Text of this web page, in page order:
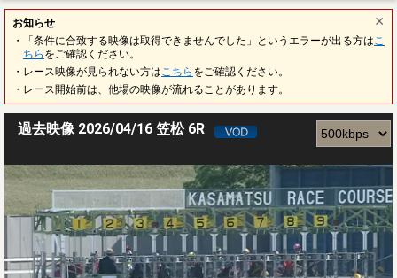
お知らせ
・「条件に合致する映像は取得できませんでした」というエラーが出る方は こ
ちら をご確認ください。
・レース映像が見られない方は こちら をご確認ください。
・レース開始前は、他場の映像が流れることがあります。
過去映像 2026/04/16 笠松 6R